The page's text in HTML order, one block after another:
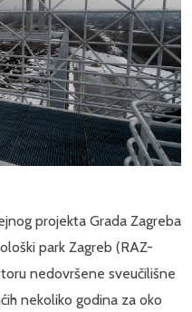
projekta Grada Zagreba
park Zagreb (RAZ-
nedovršene sveučilišne
nekoliko godina za oko